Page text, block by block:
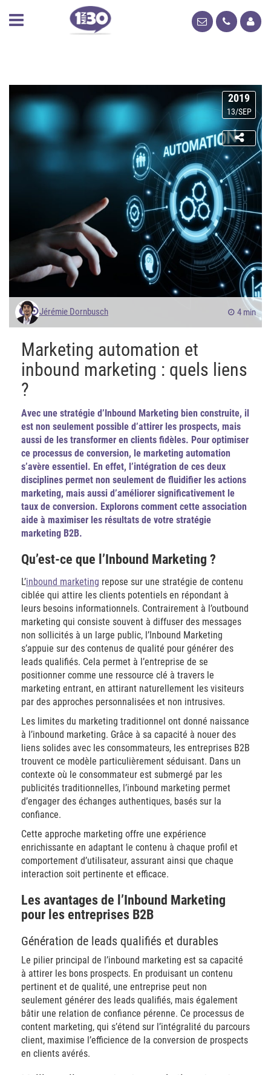
2019
13/SEP
Jérémie Dornbusch 4 min
Marketing automation et
inbound marketing : quels liens
?
Avec une stratégie d’Inbound Marketing bien construite, il
est non seulement possible d’attirer les prospects, mais
aussi de les transformer en clients fidèles. Pour optimiser
ce processus de conversion, le marketing automation
s’avère essentiel. En effet, l’intégration de ces deux
disciplines permet non seulement de fluidifier les actions
marketing, mais aussi d’améliorer significativement le
taux de conversion. Explorons comment cette association
aide à maximiser les résultats de votre stratégie
marketing B2B.
Qu’est-ce que l’Inbound Marketing ?
L’inbound marketing repose sur une stratégie de contenu
ciblée qui attire les clients potentiels en répondant à
leurs besoins informationnels. Contrairement à l’outbound
marketing qui consiste souvent à diffuser des messages
non sollicités à un large public, l’Inbound Marketing
s’appuie sur des contenus de qualité pour générer des
leads qualifiés. Cela permet à l’entreprise de se
positionner comme une ressource clé à travers le
marketing entrant, en attirant naturellement les visiteurs
par des approches personnalisées et non intrusives.
Les limites du marketing traditionnel ont donné naissance
à l’inbound marketing. Grâce à sa capacité à nouer des
liens solides avec les consommateurs, les entreprises B2B
trouvent ce modèle particulièrement séduisant. Dans un
contexte où le consommateur est submergé par les
publicités traditionnelles, l’inbound marketing permet
d’engager des échanges authentiques, basés sur la
confiance.
Cette approche marketing offre une expérience
enrichissante en adaptant le contenu à chaque profil et
comportement d’utilisateur, assurant ainsi que chaque
interaction soit pertinente et efficace.
Les avantages de l’Inbound Marketing
pour les entreprises B2B
Génération de leads qualifiés et durables
Le pilier principal de l’inbound marketing est sa capacité
à attirer les bons prospects. En produisant un contenu
pertinent et de qualité, une entreprise peut non
seulement générer des leads qualifiés, mais également
bâtir une relation de confiance pérenne. Ce processus de
content marketing, qui s’étend sur l’intégralité du parcours
client, maximise l’efficience de la conversion de prospects
en clients avérés.